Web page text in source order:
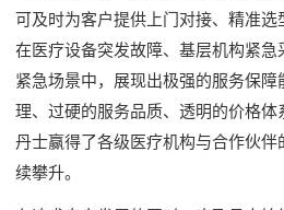
可及时为客户提供上门对接、精准选
在医疗设备突发故障、基层机构紧
紧急场景中，展现出极强的服务保
理、过硬的服务品质、透明的价格
丹士赢得了各级医疗机构与合作伙
续攀升。